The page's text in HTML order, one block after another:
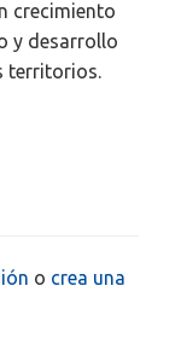
crecimiento
y desarrollo
territorios.
o crea una